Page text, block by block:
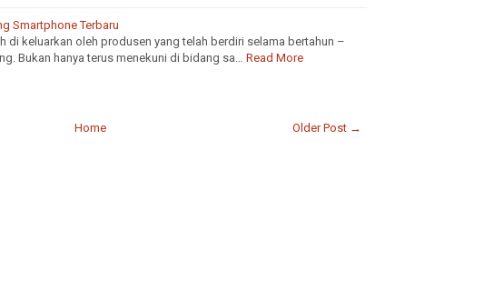
Smartphone Terbaru
di keluarkan oleh produsen yang telah berdiri selama bertahun –
Bukan hanya terus menekuni di bidang sa…
Read More
Older Post →
Home